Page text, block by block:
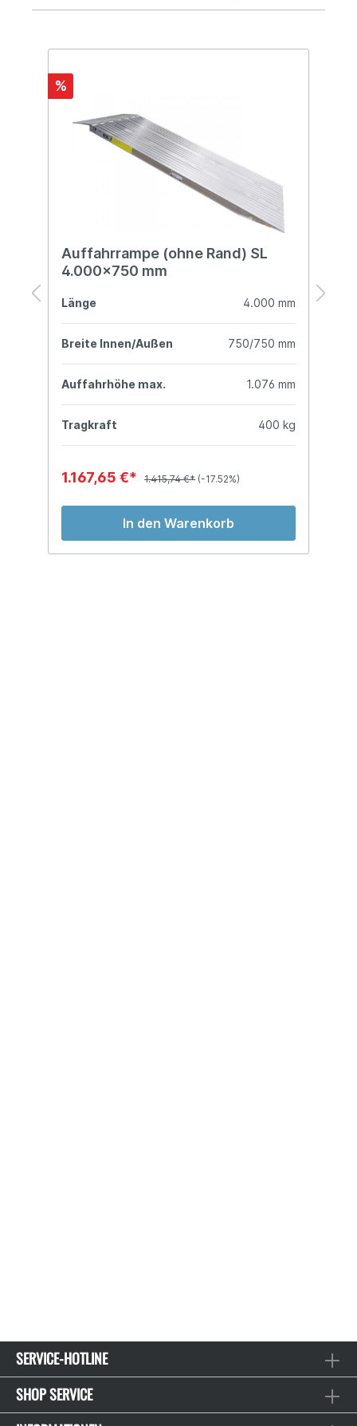
%
Auffahrrampe (ohne Rand) SL
4.000x750 mm
Länge 4.000 mm
Breite Innen/Außen 750/750 mm
Auffahrhöhe max. 1.076 mm
Tragkraft 400 kg
1.167,65 €* 1.415,74 €* (-17.52%)
In den Warenkorb
SERVICE-HOTLINE
SHOP SERVICE